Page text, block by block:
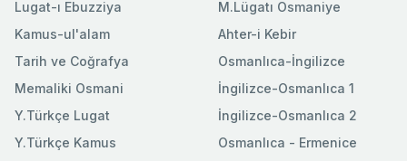
Lugat-ı Ebuzziya
M.Lügatı Osmaniye
Kamus-ul'alam
Tarih ve Coğrafya
Memaliki Osmani
Y.Türkçe Lugat
Y.Türkçe Kamus
Ahter-i Kebir
Osmanlıca-İngilizce
İngilizce-Osmanlıca 1
İngilizce-Osmanlıca 2
Osmanlıca - Ermenice